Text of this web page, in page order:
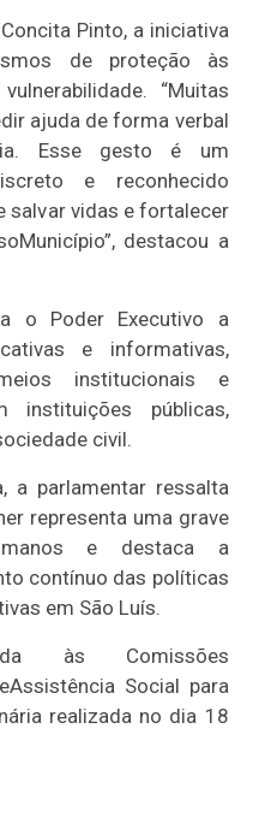
Pinto, a iniciativa
de proteção às
“Muitas
ajuda de forma verbal
Esse gesto é um
e reconhecido
salvar vidas e fortalecer
destacou a
o Poder Executivo a
e informativas,
institucionais e
instituições públicas,
civil.
a parlamentar ressalta
representa uma grave
e destaca a
contínuo das políticas
em São Luís.
às Comissões
Social para
realizada no dia 18